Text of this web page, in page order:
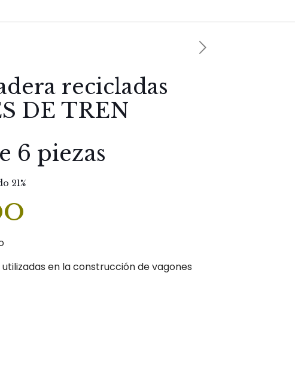
recicladas
DE TREN
6 piezas
21%
utilizadas en la construcción de vagones